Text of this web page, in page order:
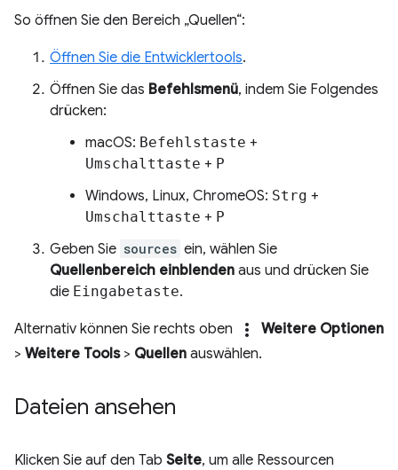
So öffnen Sie den Bereich „Quellen“:
Öffnen Sie die Entwicklertools.
Öffnen Sie das Befehlsmenü, indem Sie Folgendes
drücken:
macOS: Befehlstaste +
Umschalttaste + P
Windows, Linux, ChromeOS: Strg +
Umschalttaste + P
Geben Sie sources ein, wählen Sie
Quellenbereich einblenden aus und drücken Sie
die Eingabetaste.
Alternativ können Sie rechts oben more_vert
Weitere Optionen
> Weitere Tools> Quellen auswählen.
Dateien ansehen
Klicken Sie auf den Tab Seite, um alle Ressourcen